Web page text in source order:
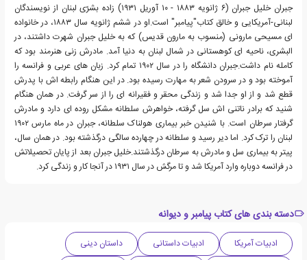
جبران خلیل جبران (۶ ژانویه ۱۸۸۳ - ۱۰ آوریل ۱۹۳۱) زاده بشرّی لبنان از نویسندگان
لبنانی-آمریکایی و خالق کتاب"پیامبر" است.او در ششم ژانویه سال ۱۸۸۳، در خانواده
ای مسیحی مارونی (منسوب به مارون قدیس) که به خلیل جبران شهرت داشتند، در
البشری، ناحیه ای کوهستانی در شمال لبنان به دنیا آمد. مادرش زنی هنرمند بود که
کامله نام داشت.جبران دانشگاه را در سال ۱۹۰۲ تمام کرد. زبان های عربی و فرانسه را
آموخته بود و در سرودن شعر به مهارت رسیده بود. در این هنگام رابطه اش با پدرش
قطع شد و از او جدا شد و زندگی محقر و فقیرانه ای را از سر گرفت. در همان هنگام
شنید که برادر ناتنی اش سل گرفته، خواهرش سلطانه مشکل روده ای دارد و مادرش
گرفتار سرطان است. با شنیدن خبر بیماری هولناک سلطانه، جبران در ماه مارس ۱۹۰۲
لبنان را ترک کرد. اما دیر رسید و سلطانه در چهارده سالگی درگذشته بود. در همان سال،
پیتر به بیماری سل و مادرش به سرطان درگذشتند.خلیل جبران بعد از پایان تحصیلاتش
در فرانسه دوباره وارد آمریکا شد و تا مرگش در سال ۱۹۳۱ در آنجا کار و زندگی کرد.
دسته بندی های کتاب پیامبر و دیوانه
ادبیات آمریکا ادبیات داستانی
داستان دینی